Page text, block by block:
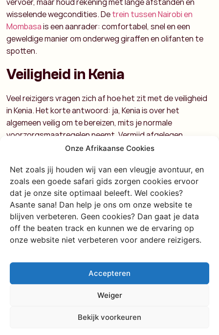
Onze Afrikaanse Cookies
Net zoals jij houden wij van een vleugje avontuur, en
zoals een goede safari gids zorgen cookies ervoor
dat je onze site optimaal beleeft. Wel cookies?
Asante sana! Dan help je ons om onze website te
blijven verbeteren. Geen cookies? Dan gaat je data
off the beaten track en kunnen we de ervaring op
onze website niet verbeteren voor andere reizigers.
Accepteren
Weiger
Bekijk voorkeuren
wisselende wegcondities. Detrein tussen Nairobi en
Mombasais een aanrader: comfortabel, snel en een
geweldige manier om onderweg giraffen en olifanten te
spotten.
Veiligheid in Kenia
Veel reizigers vragen zich af hoe het zit met deveiligheid
in Kenia. Het korte antwoord: ja, Kenia is over het
algemeen veilig om te bereizen, mits je normale
voorzorgsmaatregelen neemt. Vermijd afgelegen
gebieden na zonsondergang, houd waardevolle spullen
centrum van Nairobi ofMombasa. Voorsolo-reizigers en
vrouwen in Keniais het ook een heerlijke bestemming. Met
gezond verstand, lokale gidsen en een beetje
voorbereiding kun je ontspannen en veilig reizen.
Controleer altijd het actuele reisadvies van het Ministerie
van Buitenlandse Zaken voordat je vertrekt.
Kenia heeft meer dan veertig etnische groepen, elk met
eigen tradities, talen en kledingstijlen. De kleurrijke Masai
Luhya en Kalenjin spelen een grote rol in het culturele